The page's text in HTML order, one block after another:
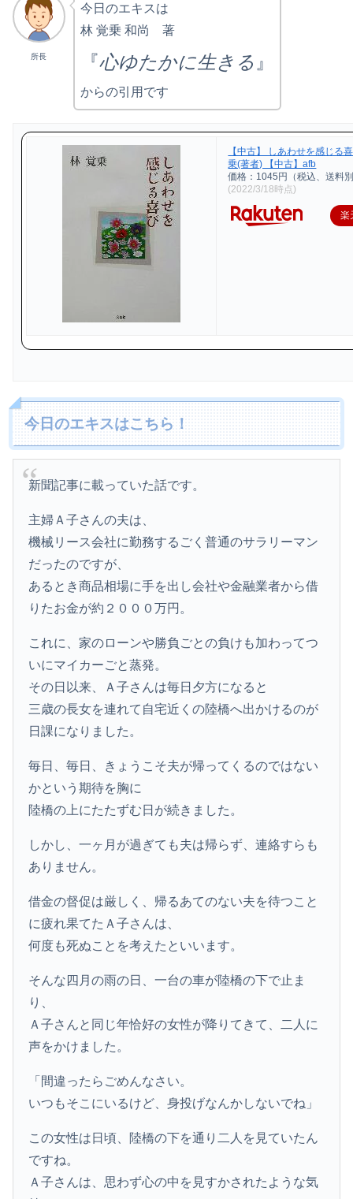
所長
今日のエキスは
林 覚乗 和尚 著
『心ゆたかに生きる 』
からの引用です
【中古】 しあわせを感じる
乗(著者) 【中古】afb
価格：1045円（税込、送料
(2022/3/18時点)
楽
今日のエキスはこちら！
新聞記事に載っていた話です。
主婦Ａ子さんの夫は、
機械リース会社に勤務するごく普通のサラリーマン
だったのですが、
あるとき商品相場に手を出し会社や金融業者から借
りたお金が約２０００万円。
これに、家のローンや勝負ごとの負けも加わってつ
いにマイカーごと蒸発。
その日以来、Ａ子さんは毎日夕方になると
三歳の長女を連れて自宅近くの陸橋へ出かけるのが
日課になりました。
毎日、毎日、きょうこそ夫が帰ってくるのではない
かという期待を胸に
陸橋の上にたたずむ日が続きました。
しかし、一ヶ月が過ぎても夫は帰らず、連絡すらも
ありません。
借金の督促は厳しく、帰るあてのない夫を待つこと
に疲れ果てたＡ子さんは、
何度も死ぬことを考えたといいます。
そんな四月の雨の日、一台の車が陸橋の下で止ま
り、
Ａ子さんと同じ年恰好の女性が降りてきて、二人に
声をかけました。
「間違ったらごめんなさい。
いつもそこにいるけど、身投げなんかしないでね」
この女性は日頃、陸橋の下を通り二人を見ていたん
ですね。
Ａ子さんは、思わず心の中を見すかされたような気